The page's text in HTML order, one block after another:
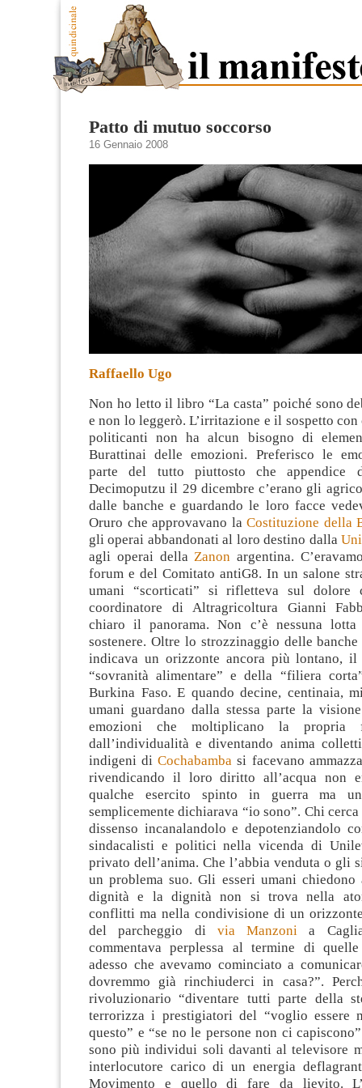
Patto di mutuo soccorso
16 Gennaio 2008
Raffaello Ugo
Non ho letto il libro “La casta” poiché sono
e non lo leggerò. L’irritazione e il sospetto
politicanti non ha alcun bisogno di
Burattinai delle emozioni. Preferisco le
parte del tutto piuttosto che appendice
Decimoputzu il 29 dicembre c’erano gli
dalle banche e guardando le loro facce
Oruro che approvavano laCostituzione della
gli operai abbandonati al loro destino dalla
agli operai della Zanon argentina.
forum e del Comitato antiG8. In un salone
umani “scorticati” si rifletteva sul dolore
coordinatore di Altragricoltura Gianni
chiaro il panorama. Non c’è nessuna
sostenere. Oltre lo strozzinaggio delle
indicava un orizzonte ancora più lontano, il
“sovranità alimentare” e della “filiera
Burkina Faso. E quando decine, centinaia,
umani guardano dalla stessa parte la
emozioni che moltiplicano la propria
dall’individualità e diventando anima
indigeni diCochabamba si facevano
rivendicando il loro diritto all’acqua non
qualche esercito spinto in guerra ma
semplicemente dichiarava “io sono”. Chi
dissenso incanalandolo e depotenziandolo
sindacalisti e politici nella vicenda di
privato dell’anima. Che l’abbia venduta o gli
un problema suo. Gli esseri umani chiedono
dignità e la dignità non si trova nella
conflitti ma nella condivisione di un
del parcheggio di via Manzoni
a
commentava perplessa al termine di
adesso che avevamo cominciato a
dovremmo già rinchiuderci in casa?”.
rivoluzionario “diventare tutti parte della
terrorizza i prestigiatori del “voglio essere
questo” e “se no le persone non ci
sono più individui soli davanti al televisore
interlocutore carico di un energia
Movimento e quello di fare da lievito.